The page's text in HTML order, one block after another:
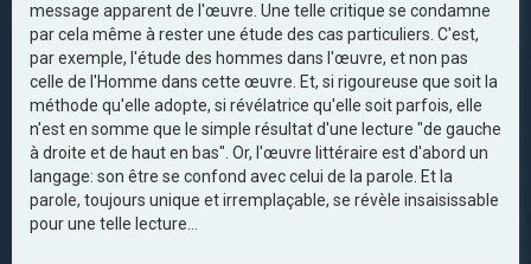
message apparent de l'œuvre. Une telle critique se condamne
par cela même à rester une étude des cas particuliers. C'est,
par exemple, l'étude des hommes dans l'œuvre, et non pas
celle de l'Homme dans cette œuvre. Et, si rigoureuse que soit la
méthode qu'elle adopte, si révélatrice qu'elle soit parfois, elle
n'est en somme que le simple résultat d'une lecture "de gauche
à droite et de haut en bas". Or, l'œuvre littéraire est d'abord un
langage: son être se confond avec celui de la parole. Et la
parole, toujours unique et irremplaçable, se révèle insaisissable
pour une telle lecture…